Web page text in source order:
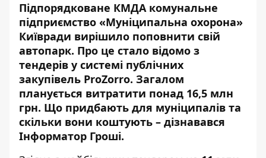
Підпорядковане КМДА комунальне
підприємство «Муніципальна охорона»
Київради вирішило поповнити свій
автопарк. Про це стало відомо з
тендерів у системі публічних
закупівель ProZorro. Загалом
планується витратити понад 16,5 млн
грн. Що придбають для муніципалів та
скільки вони коштують – дізнавався
Інформатор Гроші.